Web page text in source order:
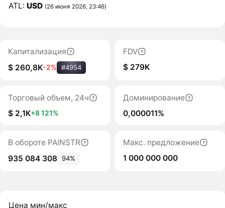
ATL:USD (26 июня 2026, 23:46)
Капитализация
$ 260,8K-2% #4954
FDV
$ 279K
Торговый объем, 24ч
$ 2,1K+8 121%
Доминирование
0,000011%
В обороте PAINSTR
935 084 308 94%
Макс. предложение
1 000 000 000
Цена мин/макс